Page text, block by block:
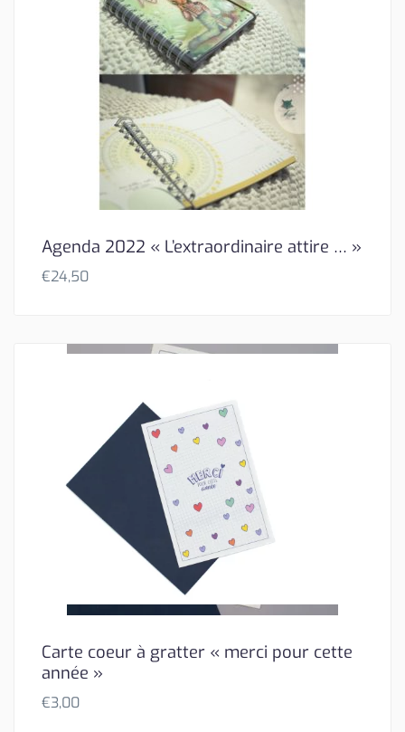
Agenda 2022 « L’extraordinaire attire … »
€24,50
Carte coeur à gratter « merci pour cette
année »
€3,00